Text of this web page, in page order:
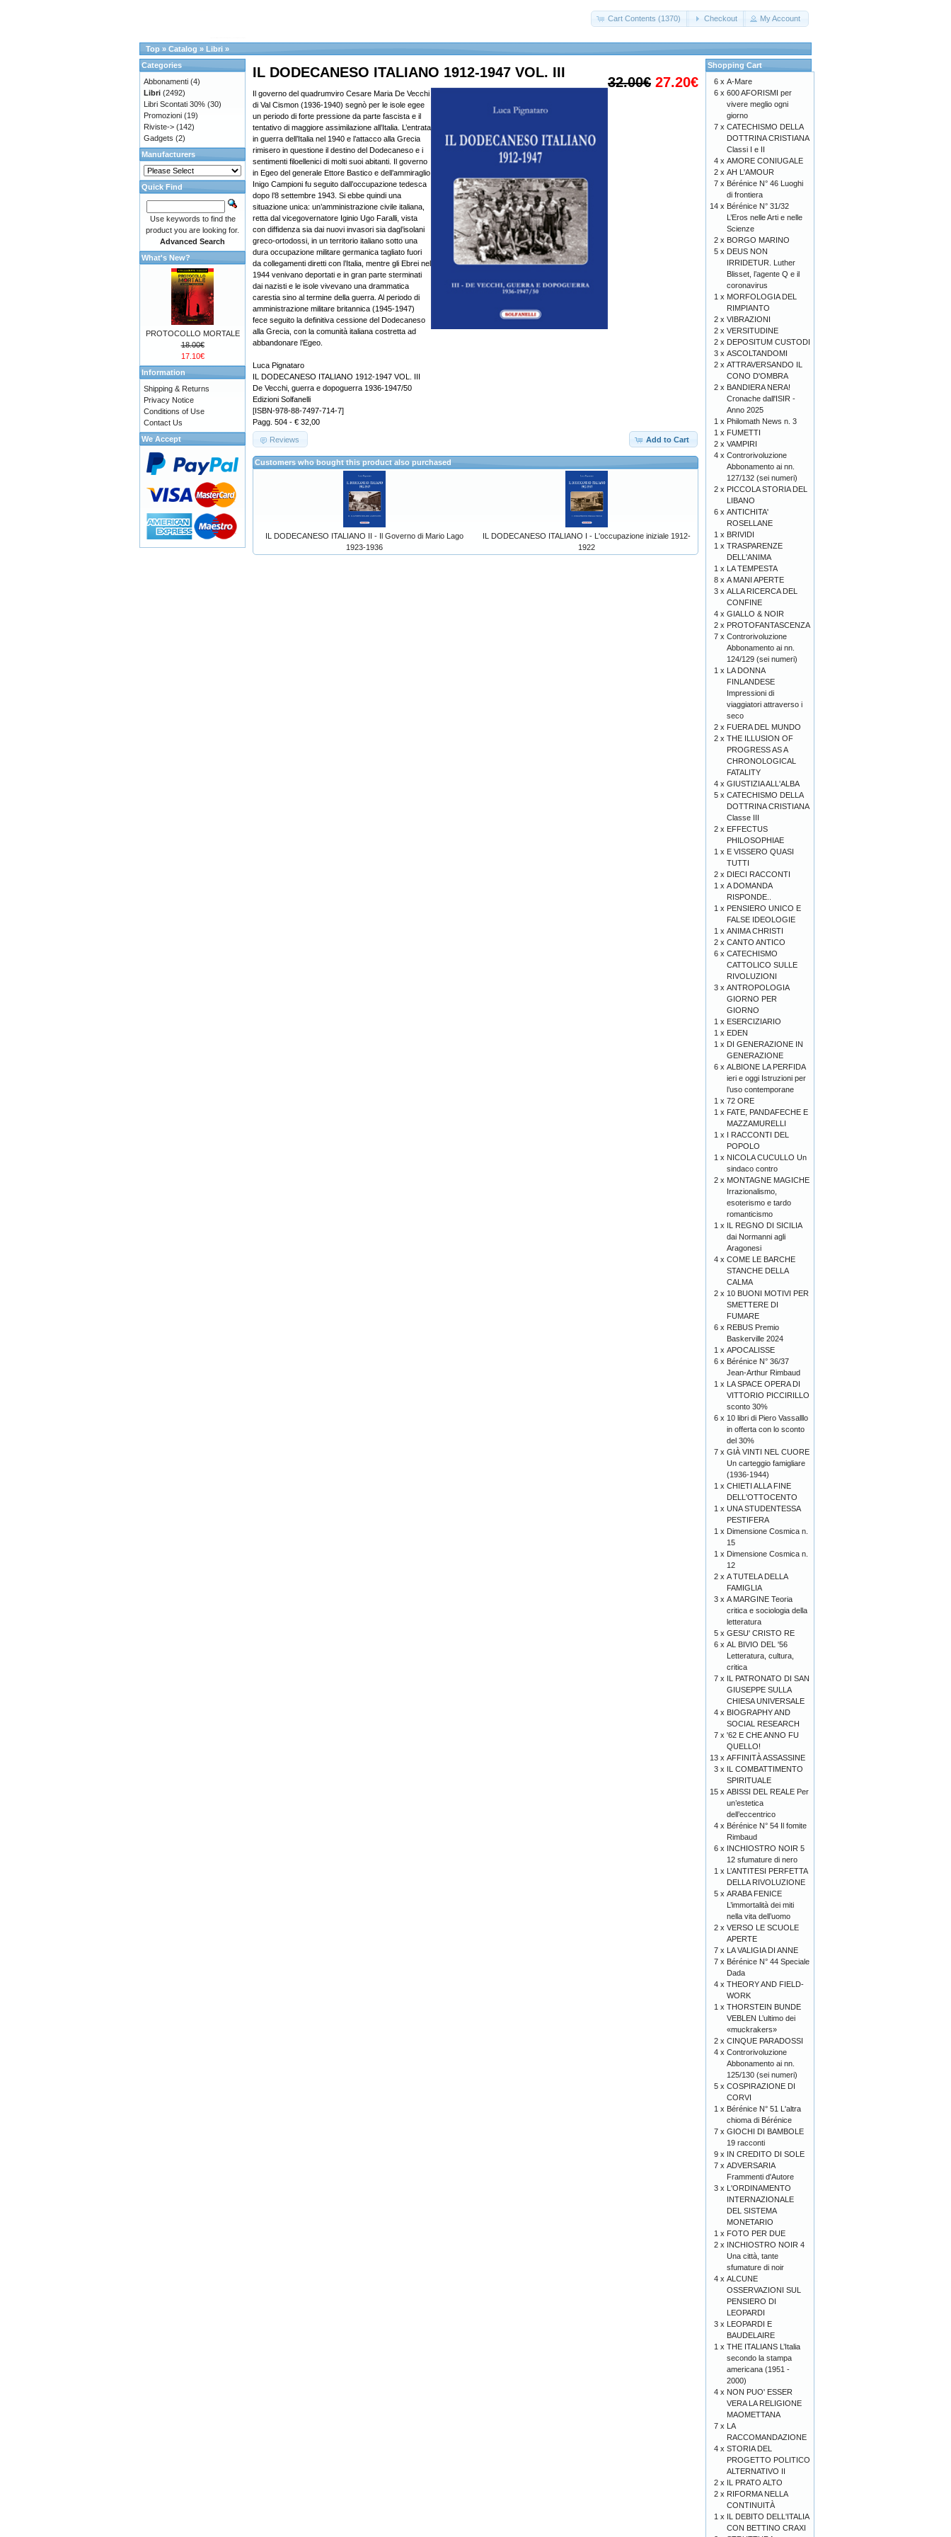
Cart Contents (1370) Checkout My Account
Top » Catalog » Libri »
32.00€ 27.20€
IL DODECANESO ITALIANO 1912-1947 VOL. III
Il governo del quadrumviro Cesare Maria De Vecchi
di Val Cismon (1936-1940) segnò per le isole egee
un periodo di forte pressione da parte fascista e il
tentativo di maggiore assimilazione all’Italia. L’entrata
in guerra dell’Italia nel 1940 e l’attacco alla Grecia
rimisero in questione il destino del Dodecaneso e i
sentimenti filoellenici di molti suoi abitanti. Il governo
in Egeo del generale Ettore Bastico e dell’ammiraglio
Inigo Campioni fu seguito dall’occupazione tedesca
dopo l’8 settembre 1943. Si ebbe quindi una
situazione unica: un’amministrazione civile italiana,
retta dal vicegovernatore Iginio Ugo Faralli, vista
con diffidenza sia dai nuovi invasori sia dagl’isolani
greco-ortodossi, in un territorio italiano sotto una
dura occupazione militare germanica tagliato fuori
da collegamenti diretti con l’Italia, mentre gli Ebrei nel
1944 venivano deportati e in gran parte sterminati
dai nazisti e le isole vivevano una drammatica
carestia sino al termine della guerra. Al periodo di
amministrazione militare britannica (1945-1947)
fece seguito la definitiva cessione del Dodecaneso
alla Grecia, con la comunità italiana costretta ad
abbandonare l’Egeo.
Luca Pignataro
IL DODECANESO ITALIANO 1912-1947 VOL. III
De Vecchi, guerra e dopoguerra 1936-1947/50
Edizioni Solfanelli
[ISBN-978-88-7497-714-7]
Pagg. 504 - € 32,00
Add to Cart
Reviews
Customers who bought this product also purchased
IL DODECANESO ITALIANO II - Il Governo di Mario Lago
1923-1936
IL DODECANESO ITALIANO I - L'occupazione iniziale 1912-
1922
Categories
Abbonamenti (4)
Libri (2492)
Libri Scontati 30% (30)
Promozioni (19)
Riviste-> (142)
Gadgets (2)
Manufacturers
Quick Find
Use keywords to find the
product you are looking for.
Advanced Search
What's New?
PROTOCOLLO MORTALE
18.00€
17.10€
Information
Shipping & Returns
Privacy Notice
Conditions of Use
Contact Us
We Accept
Shopping Cart
6 x A-Mare
6 x 600 AFORISMI per
vivere meglio ogni
giorno
7 x CATECHISMO DELLA
DOTTRINA CRISTIANA
Classi I e II
4 x AMORE CONIUGALE
2 x AH L'AMOUR
7 x Bérénice N° 46 Luoghi
di frontiera
14 x Bérénice N° 31/32
L’Eros nelle Arti e nelle
Scienze
2 x BORGO MARINO
5 x DEUS NON
IRRIDETUR. Luther
Blisset, l’agente Q e il
coronavirus
1 x MORFOLOGIA DEL
RIMPIANTO
2 x VIBRAZIONI
2 x VERSITUDINE
2 x DEPOSITUM CUSTODI
3 x ASCOLTANDOMI
2 x ATTRAVERSANDO IL
CONO D'OMBRA
2 x BANDIERA NERA!
Cronache dall'ISIR -
Anno 2025
1 x Philomath News n. 3
1 x FUMETTI
2 x VAMPIRI
4 x Controrivoluzione
Abbonamento ai nn.
127/132 (sei numeri)
2 x PICCOLA STORIA DEL
LIBANO
6 x ANTICHITA'
ROSELLANE
1 x BRIVIDI
1 x TRASPARENZE
DELL'ANIMA
1 x LA TEMPESTA
8 x A MANI APERTE
3 x ALLA RICERCA DEL
CONFINE
4 x GIALLO & NOIR
2 x PROTOFANTASCENZA
7 x Controrivoluzione
Abbonamento ai nn.
124/129 (sei numeri)
1 x LA DONNA
FINLANDESE
Impressioni di
viaggiatori attraverso i
seco
2 x FUERA DEL MUNDO
2 x THE ILLUSION OF
PROGRESS AS A
CHRONOLOGICAL
FATALITY
4 x GIUSTIZIA ALL'ALBA
5 x CATECHISMO DELLA
DOTTRINA CRISTIANA
Classe III
2 x EFFECTUS
PHILOSOPHIAE
1 x E VISSERO QUASI
TUTTI
2 x DIECI RACCONTI
1 x A DOMANDA
RISPONDE..
1 x PENSIERO UNICO E
FALSE IDEOLOGIE
1 x ANIMA CHRISTI
2 x CANTO ANTICO
6 x CATECHISMO
CATTOLICO SULLE
RIVOLUZIONI
3 x ANTROPOLOGIA
GIORNO PER
GIORNO
1 x ESERCIZIARIO
1 x EDEN
1 x DI GENERAZIONE IN
GENERAZIONE
6 x ALBIONE LA PERFIDA
ieri e oggi Istruzioni per
l’uso contemporane
1 x 72 ORE
1 x FATE, PANDAFECHE E
MAZZAMURELLI
1 x I RACCONTI DEL
POPOLO
1 x NICOLA CUCULLO Un
sindaco contro
2 x MONTAGNE MAGICHE
Irrazionalismo,
esoterismo e tardo
romanticismo
1 x IL REGNO DI SICILIA
dai Normanni agli
Aragonesi
4 x COME LE BARCHE
STANCHE DELLA
CALMA
2 x 10 BUONI MOTIVI PER
SMETTERE DI
FUMARE
6 x REBUS Premio
Baskerville 2024
1 x APOCALISSE
6 x Bérénice N° 36/37
Jean-Arthur Rimbaud
1 x LA SPACE OPERA DI
VITTORIO PICCIRILLO
sconto 30%
6 x 10 libri di Piero Vassalllo
in offerta con lo sconto
del 30%
7 x GIÀ VINTI NEL CUORE
Un carteggio famigliare
(1936-1944)
1 x CHIETI ALLA FINE
DELL'OTTOCENTO
1 x UNA STUDENTESSA
PESTIFERA
1 x Dimensione Cosmica n.
15
1 x Dimensione Cosmica n.
12
2 x A TUTELA DELLA
FAMIGLIA
3 x A MARGINE Teoria
critica e sociologia della
letteratura
5 x GESU' CRISTO RE
6 x AL BIVIO DEL '56
Letteratura, cultura,
critica
7 x IL PATRONATO DI SAN
GIUSEPPE SULLA
CHIESA UNIVERSALE
4 x BIOGRAPHY AND
SOCIAL RESEARCH
7 x '62 E CHE ANNO FU
QUELLO!
13 x AFFINITÀ ASSASSINE
3 x IL COMBATTIMENTO
SPIRITUALE
15 x ABISSI DEL REALE Per
un’estetica
dell’eccentrico
4 x Bérénice N° 54 Il fomite
Rimbaud
6 x INCHIOSTRO NOIR 5
12 sfumature di nero
1 x L’ANTITESI PERFETTA
DELLA RIVOLUZIONE
5 x ARABA FENICE
L’immortalità dei miti
nella vita dell’uomo
2 x VERSO LE SCUOLE
APERTE
7 x LA VALIGIA DI ANNE
7 x Bérénice N° 44 Speciale
Dada
4 x THEORY AND FIELD-
WORK
1 x THORSTEIN BUNDE
VEBLEN L’ultimo dei
«muckrakers»
2 x CINQUE PARADOSSI
4 x Controrivoluzione
Abbonamento ai nn.
125/130 (sei numeri)
5 x COSPIRAZIONE DI
CORVI
1 x Bérénice N° 51 L'altra
chioma di Bérénice
7 x GIOCHI DI BAMBOLE
19 racconti
9 x IN CREDITO DI SOLE
7 x ADVERSARIA
Frammenti d'Autore
3 x L'ORDINAMENTO
INTERNAZIONALE
DEL SISTEMA
MONETARIO
1 x FOTO PER DUE
2 x INCHIOSTRO NOIR 4
Una città, tante
sfumature di noir
4 x ALCUNE
OSSERVAZIONI SUL
PENSIERO DI
LEOPARDI
3 x LEOPARDI E
BAUDELAIRE
1 x THE ITALIANS L’Italia
secondo la stampa
americana (1951 -
2000)
4 x NON PUO' ESSER
VERA LA RELIGIONE
MAOMETTANA
7 x LA
RACCOMANDAZIONE
4 x STORIA DEL
PROGETTO POLITICO
ALTERNATIVO II
2 x IL PRATO ALTO
2 x RIFORMA NELLA
CONTINUITÀ
1 x IL DEBITO DELL'ITALIA
CON BETTINO CRAXI